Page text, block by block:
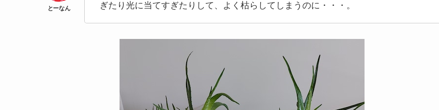
ぎたり光に当てすぎたりして、よく枯らしてしまうのに・・・。